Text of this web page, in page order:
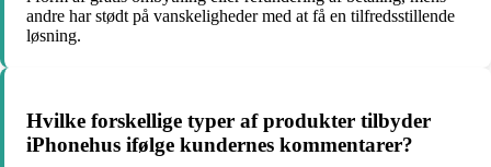
andre har stødt på vanskeligheder med at få en tilfredsstillende
løsning.
Hvilke forskellige typer af produkter tilbyder
iPhonehus ifølge kundernes kommentarer?